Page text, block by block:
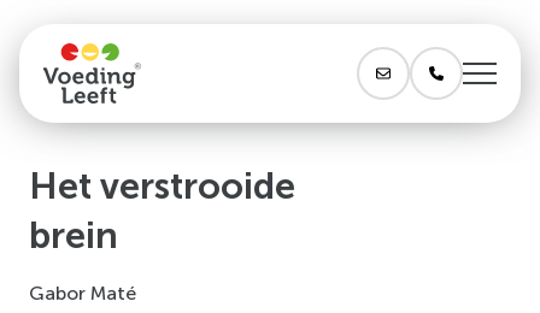
Het verstrooide
brein
Gabor Maté